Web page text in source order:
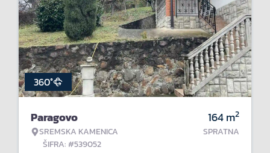
360°
Paragovo
SREMSKA KAMENICA
ŠIFRA: #539052
164m2
SPRATNA